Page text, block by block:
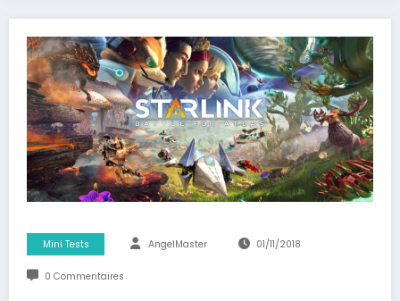
Mini Tests AngelMaster 01/11/2018
0 Commentaires